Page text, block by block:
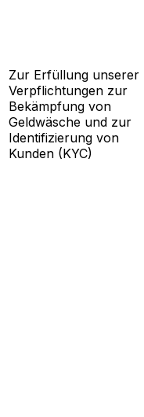
Zur Erfüllung unserer
Verpflichtungen zur
Bekämpfung von
Geldwäsche und zur
Identifizierung von
Kunden (KYC)